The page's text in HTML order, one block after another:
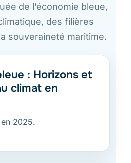
de l’économie bleue,
des filières
souveraineté maritime.
: Horizons et
climat en
2025.